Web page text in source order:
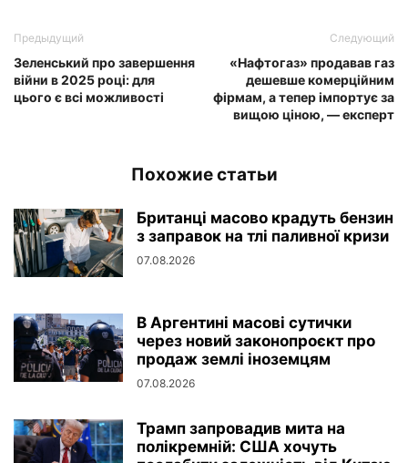
Предыдущий
Зеленський про завершення
війни в 2025 році: для
цього є всі можливості
Следующий
«Нафтогаз» продавав газ
дешевше комерційним
фірмам, а тепер імпортує за
вищою ціною, — експерт
Похожие статьи
Британці масово крадуть бензин
з заправок на тлі паливної кризи
07.08.2026
В Аргентині масові сутички
через новий законопроєкт про
продаж землі іноземцям
07.08.2026
Трамп запровадив мита на
полікремній: США хочуть